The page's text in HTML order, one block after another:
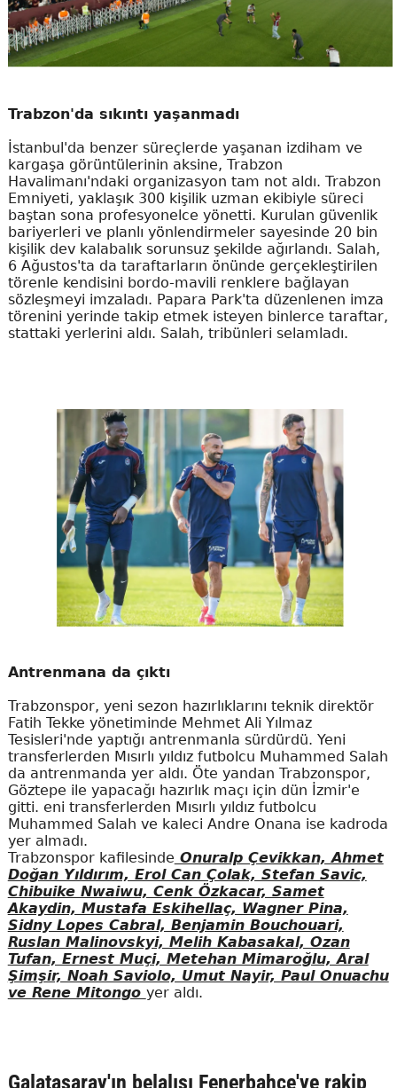
Trabzon'da sıkıntı yaşanmadı
İstanbul'da benzer süreçlerde yaşanan izdiham ve
kargaşa görüntülerinin aksine, Trabzon
Havalimanı'ndaki organizasyon tam not aldı. Trabzon
Emniyeti, yaklaşık 300 kişilik uzman ekibiyle süreci
baştan sona profesyonelce yönetti. Kurulan güvenlik
bariyerleri ve planlı yönlendirmeler sayesinde 20 bin
kişilik dev kalabalık sorunsuz şekilde ağırlandı. Salah,
6 Ağustos'ta da taraftarların önünde gerçekleştirilen
törenle kendisini bordo-mavili renklere bağlayan
sözleşmeyi imzaladı. Papara Park'ta düzenlenen imza
törenini yerinde takip etmek isteyen binlerce taraftar,
stattaki yerlerini aldı. Salah, tribünleri selamladı.
Antrenmana da çıktı
Trabzonspor, yeni sezon hazırlıklarını teknik direktör
Fatih Tekke yönetiminde Mehmet Ali Yılmaz
Tesisleri'nde yaptığı antrenmanla sürdürdü. Yeni
transferlerden Mısırlı yıldız futbolcu Muhammed Salah
da antrenmanda yer aldı. Öte yandan Trabzonspor,
Göztepe ile yapacağı hazırlık maçı için dün İzmir'e
gitti. eni transferlerden Mısırlı yıldız futbolcu
Muhammed Salah ve kaleci Andre Onana ise kadroda
yer almadı.
Trabzonspor kafilesinde Onuralp Çevikkan, Ahmet
Doğan Yıldırım, Erol Can Çolak, Stefan Savic,
Chibuike Nwaiwu, Cenk Özkacar, Samet
Akaydin, Mustafa Eskihellaç, Wagner Pina,
Sidny Lopes Cabral, Benjamin Bouchouari,
Ruslan Malinovskyi, Melih Kabasakal, Ozan
Tufan, Ernest Muçi, Metehan Mimaroğlu, Aral
Şimşir, Noah Saviolo, Umut Nayir, Paul Onuachu
ve Rene Mitongo yer aldı.
Galatasaray'ın belalısı Fenerbahçe'ye rakip